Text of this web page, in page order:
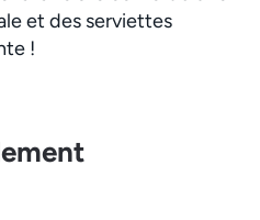
et des serviettes
!